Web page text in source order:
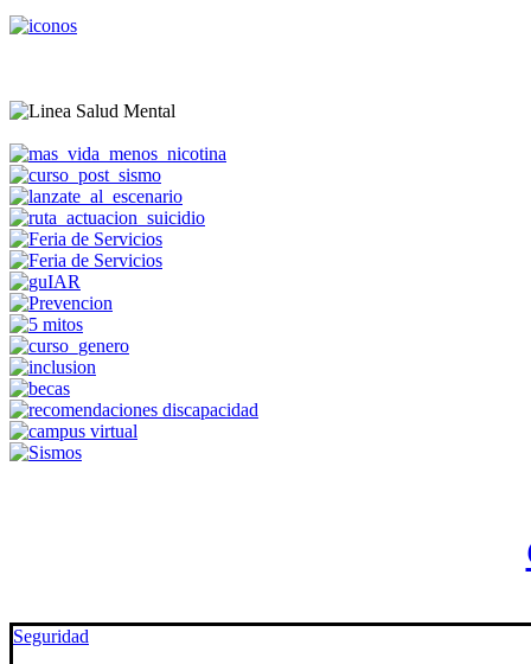
Seguridad